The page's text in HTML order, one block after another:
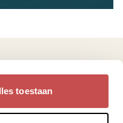
toestaan
ons op